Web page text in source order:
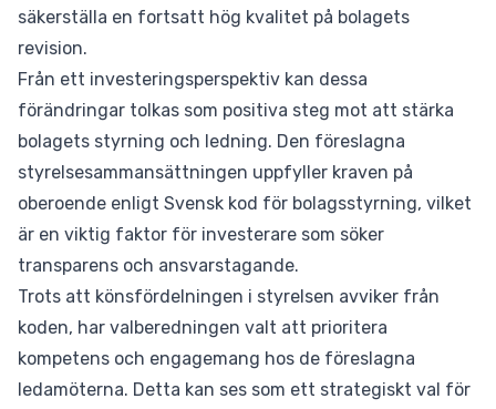
säkerställa en fortsatt hög kvalitet på bolagets
revision.
Från ett investeringsperspektiv kan dessa
förändringar tolkas som positiva steg mot att stärka
bolagets styrning och ledning. Den föreslagna
styrelsesammansättningen uppfyller kraven på
oberoende enligt Svensk kod för bolagsstyrning, vilket
är en viktig faktor för investerare som söker
transparens och ansvarstagande.
Trots att könsfördelningen i styrelsen avviker från
koden, har valberedningen valt att prioritera
kompetens och engagemang hos de föreslagna
ledamöterna. Detta kan ses som ett strategiskt val för